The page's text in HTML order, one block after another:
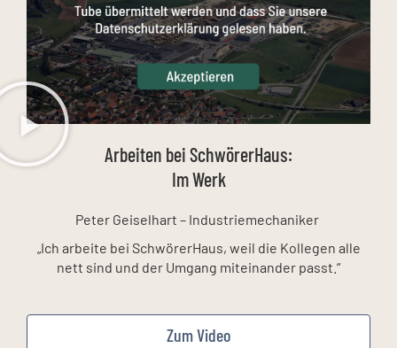
Arbeiten bei SchwörerHaus:
Im Werk
Peter Geiselhart – Industriemechaniker
„Ich arbeite bei SchwörerHaus, weil die Kollegen alle
nett sind und der Umgang miteinander passt.“
Zum Video